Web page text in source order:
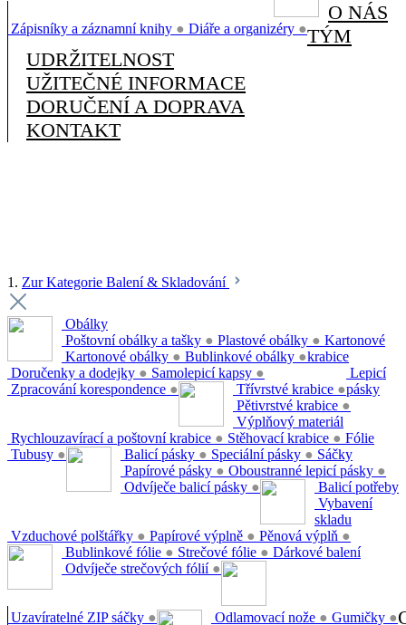
Zápisníky a záznamní knihy ● Diáře a organizéry ●
O NÁS
TÝM
UDRŽITELNOST
UŽITEČNÉ INFORMACE
DORUČENÍ A DOPRAVA
KONTAKT
1. Zur Kategorie Balení & Skladování
Obálky
Poštovní obálky a tašky ● Plastové obálky ●
Kartonové obálky ● Bublinkové obálky ●
Doručenky a dodejky ● Samolepicí kapsy ●
Zpracování korespondence ●
Kartonové
krabice
Třívrstvé krabice ●
Pětivrstvé krabice ●
Rychlouzavírací a poštovní krabice ● Stěhovací krabice ●
Tubusy ●
Lepicí
pásky
Balicí pásky ● Speciální pásky ●
Papírové pásky ● Oboustranné lepicí pásky ●
Odvíječe balicí pásky ●
Výplňový materiál
Vzduchové polštářky ● Papírové výplně ● Pěnová výplň ●
Fólie
Bublinkové fólie ● Strečové fólie ●
Odvíječe strečových fólií ●
Sáčky
Uzavíratelné ZIP sáčky ●
Balicí potřeby
Odlamovací nože ● Gumičky ●
Vybavení
skladu
Dárkové balení